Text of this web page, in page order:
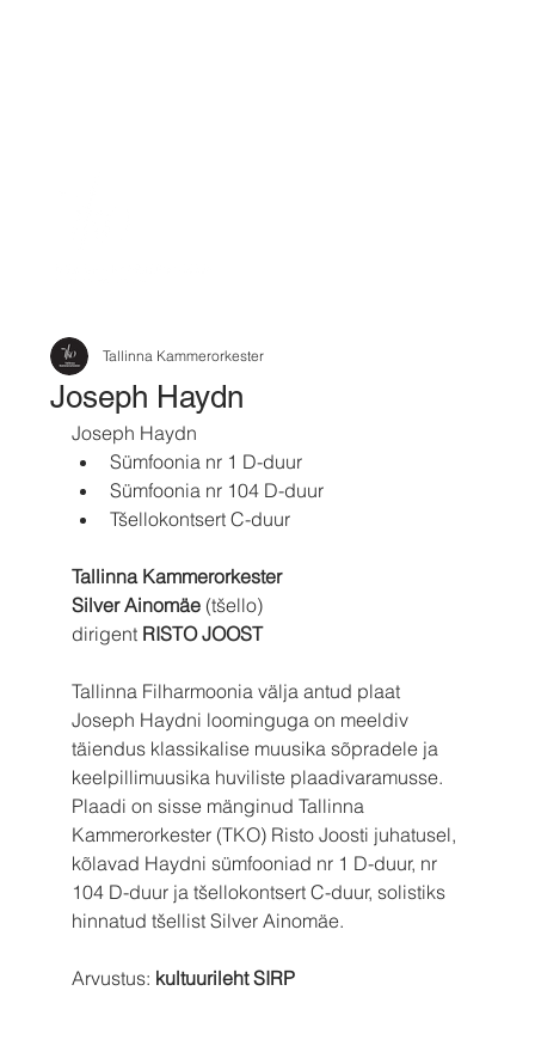
Joseph Haydn
Tallinna Kammerorkester
Joseph Haydn
Sümfoonia nr 1 D-duur
Sümfoonia nr 104 D-duur
Tšellokontsert C-duur
Tallinna Kammerorkester
Silver Ainomäe (tšello)
dirigent RISTO JOOST
Tallinna Filharmoonia välja antud plaat
Joseph Haydni loominguga on meeldiv
täiendus klassikalise muusika sõpradele ja
keelpillimuusika huviliste plaadivaramusse.
Plaadi on sisse mänginud Tallinna
Kammerorkester (TKO) Risto Joosti juhatusel,
kõlavad Haydni sümfooniad nr 1 D-duur, nr
104 D-duur ja tšellokontsert C-duur, solistiks
hinnatud tšellist Silver Ainomäe.
Arvustus: kultuurileht SIRP